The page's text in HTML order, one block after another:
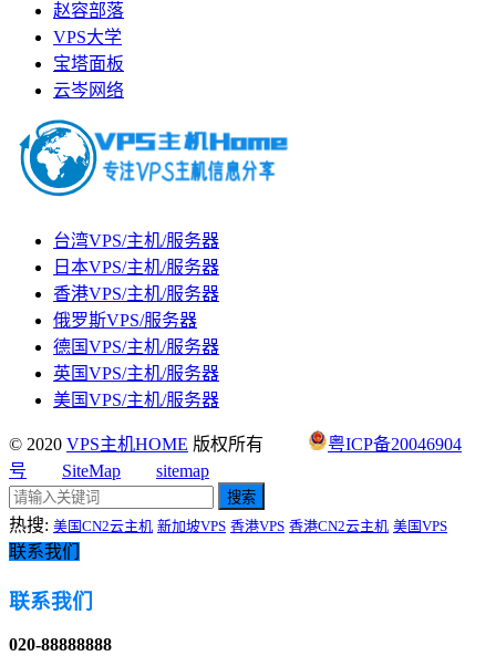
赵容部落
VPS大学
宝塔面板
云岑网络
台湾VPS/主机/服务器
日本VPS/主机/服务器
香港VPS/主机/服务器
俄罗斯VPS/服务器
德国VPS/主机/服务器
英国VPS/主机/服务器
美国VPS/主机/服务器
© 2020 VPS主机HOME 版权所有
粤ICP备20046904
号
SiteMap sitemap
搜索
热搜: 美国CN2云主机 新加坡VPS 香港VPS 香港CN2云主机 美国VPS
联系我们
联系我们
020-88888888